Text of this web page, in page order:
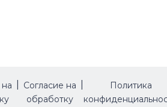
Согласие на
обработку
Политика